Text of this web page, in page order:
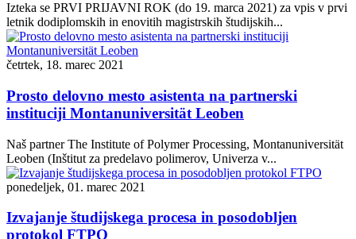
Izteka se PRVI PRIJAVNI ROK (do 19. marca 2021) za vpis v prvi
letnik dodiplomskih in enovitih magistrskih študijskih...
četrtek, 18. marec 2021
Prosto delovno mesto asistenta na partnerski
instituciji Montanuniversität Leoben
Naš partner The Institute of Polymer Processing, Montanuniversität
Leoben (Inštitut za predelavo polimerov, Univerza v...
ponedeljek, 01. marec 2021
Izvajanje študijskega procesa in posodobljen
protokol FTPO